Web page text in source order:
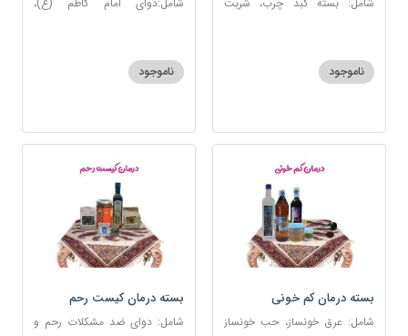
ناموجود
شربت حیات، کندر
ناموجود
بسته درمان کم خونی
شامل: عرق خونساز، حب خونساز
بسته درمان کیست رحم
شامل: دوای ضد مشکلات رحم و